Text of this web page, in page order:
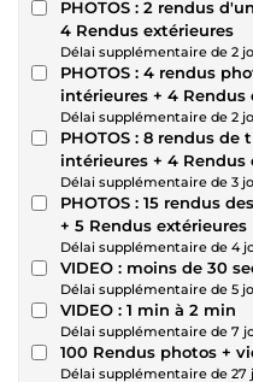
PHOTOS : 2 rendus
4 Rendus extérieures
Délai supplémentaire de 2
PHOTOS : 4 rendus
intérieures + 4 Rendus
Délai supplémentaire de 2
PHOTOS : 8 rendus de
intérieures + 4 Rendus
Délai supplémentaire de 3
PHOTOS : 15 rendus
+ 5 Rendus extérieures
Délai supplémentaire de 4
VIDEO : moins de 30
Délai supplémentaire de 5
VIDEO : 1 min à 2 min
Délai supplémentaire de 7
100 Rendus photos +
Délai supplémentaire de 27